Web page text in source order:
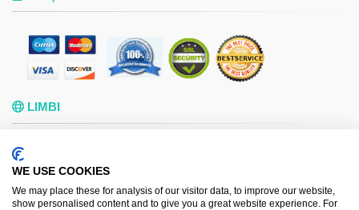
LIMBI
ESPAÑOL
ROMÂNA
FRANÇAIS
POLSKI
DEUTSCH
WE USE COOKIES
We may place these for analysis of our visitor data, to improve our website,
show personalised content and to give you a great website experience. For